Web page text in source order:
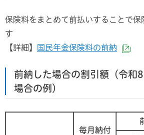
保険料をまとめて前払いすることで保
す
【詳細】
国民年金保険料の前納
前納した場合の割引額（令和
場合の例）
毎月納付